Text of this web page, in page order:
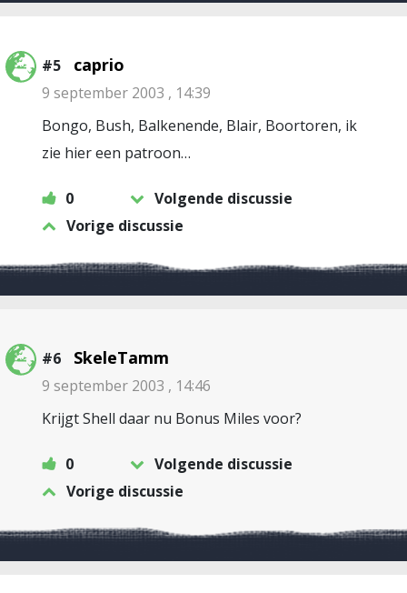
#5 caprio
9 september 2003 , 14:39
Bongo, Bush, Balkenende, Blair, Boortoren, ik
zie hier een patroon…
0
Volgende discussie
Vorige discussie
#6 SkeleTamm
9 september 2003 , 14:46
Krijgt Shell daar nu Bonus Miles voor?
0
Volgende discussie
Vorige discussie